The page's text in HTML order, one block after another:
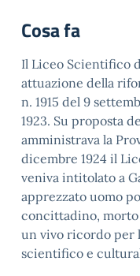
Cosa fa
Il Liceo Scientifico
attuazione della
n. 1915 del 9
1923. Su proposta
amministrava la
dicembre 1924 il
veniva intitolato a
apprezzato uomo
concittadino, morto
un vivo ricordo per
scientifico e